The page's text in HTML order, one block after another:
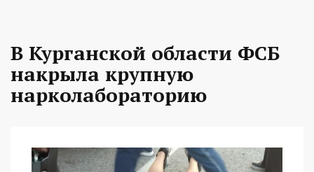
В Курганской области ФСБ
накрыла крупную
нарколабораторию